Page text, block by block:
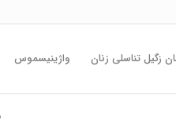
زگیل تناسلی زنان واژینیسموس